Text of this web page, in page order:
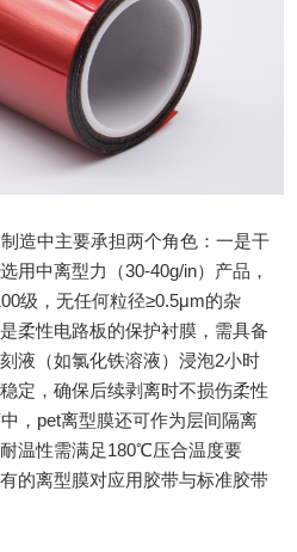
造中主要承担两个角色：一是干
用中离型力（30-40g/in）产品，
级，无任何粒径≥0.5μm的杂
柔性电路板的保护衬膜，需具备
液（如氯化铁溶液）浸泡2小时
定，确保后续剥离时不损伤柔性
，pet离型膜还可作为层间隔离
温性需满足180℃压合温度要
的离型膜对应用胶带与标准胶带